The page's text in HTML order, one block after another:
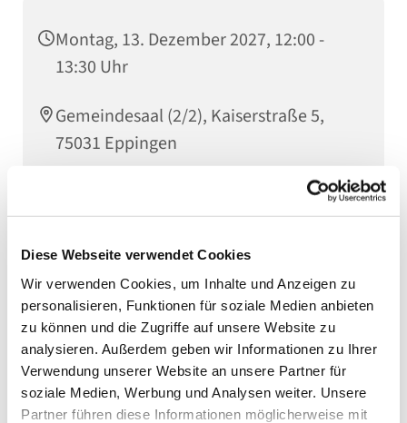
Diese Webseite verwendet Cookies
Wir verwenden Cookies, um Inhalte und Anzeigen zu
personalisieren, Funktionen für soziale Medien anbieten
zu können und die Zugriffe auf unsere Website zu
analysieren. Außerdem geben wir Informationen zu Ihrer
Verwendung unserer Website an unsere Partner für
soziale Medien, Werbung und Analysen weiter. Unsere
Partner führen diese Informationen möglicherweise mit
Montag, 13. Dezember 2027, 12:00 -
13:30 Uhr
Gemeindesaal (2/2), Kaiserstraße 5,
75031 Eppingen
bis 13.30 Uhr im Evang. Gemeindehaus in der
Kaiserstraße 5. Es wird wöchentlich ein leckeres
Mittagessen angeboten. Eine Anmeldung ist nicht
erforderlich. Weitere Infos gibt es im Pfarramt Tel.
07262 91270. Lassen Sie sich einladen und laden Sie
auch andere dazu ein!